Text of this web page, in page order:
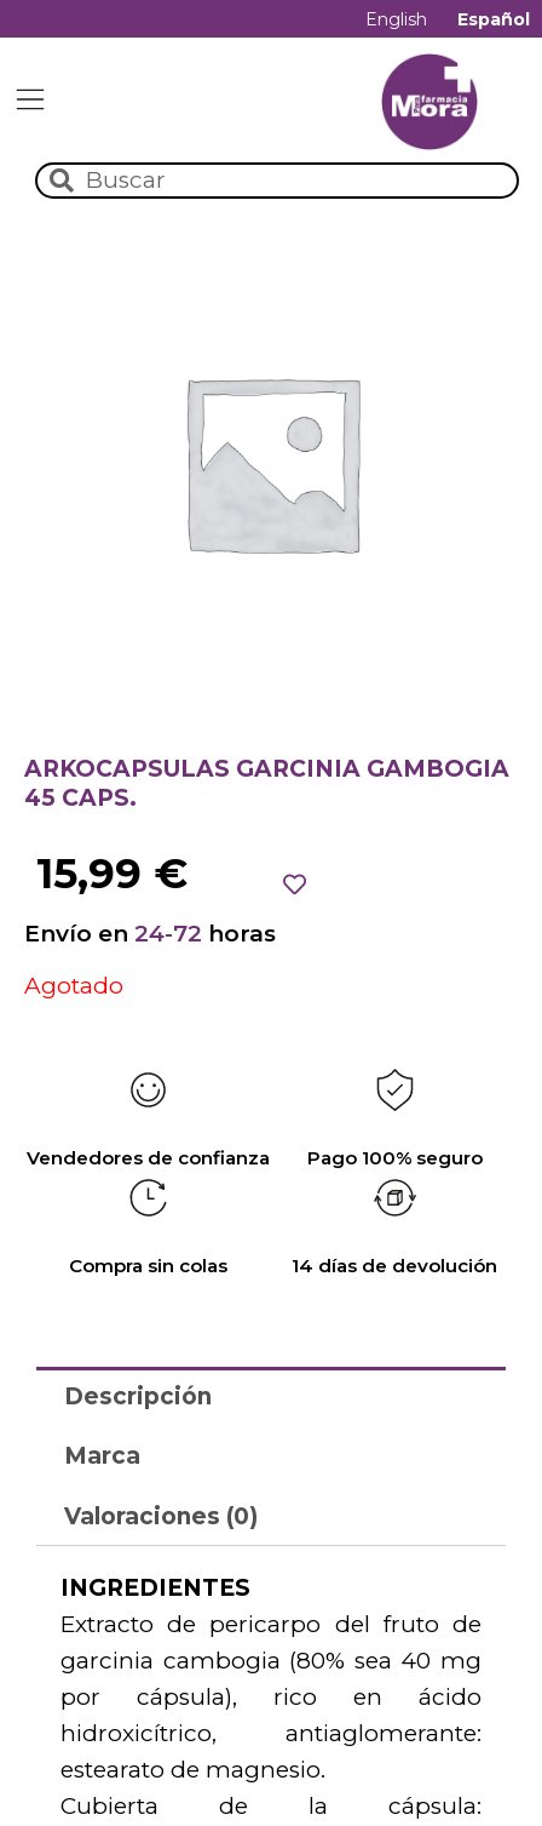
English Español
ARKOCAPSULAS GARCINIA GAMBOGIA
45 CAPS.
15,99 €
Envío en 24-72 horas
Agotado
Vendedores de confianza Pago 100% seguro
Compra sin colas 14 días de devolución
Descripción
Marca
Valoraciones (0)
INGREDIENTES
Extracto de pericarpo del fruto de
garcinia cambogia (80% sea 40 mg
por cápsula), rico en ácido
hidroxicítrico, antiaglomerante:
estearato de magnesio.
Cubierta de la cápsula: